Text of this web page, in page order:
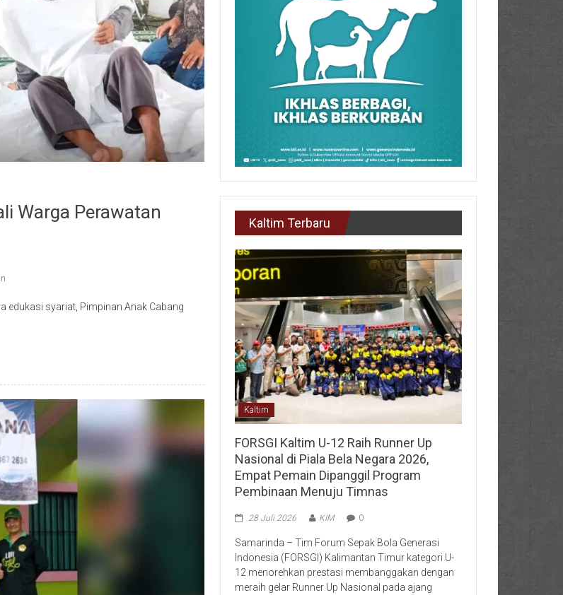
Warga Perawatan
edukasi syariat, Pimpinan Anak Cabang
Kaltim Terbaru
Kaltim
FORSGI Kaltim U-12 Raih Runner Up
Nasional di Piala Bela Negara 2026,
Empat Pemain Dipanggil Program
Pembinaan Menuju Timnas
28 Juli 2026 KIM 0
Samarinda – Tim Forum Sepak Bola Generasi
Indonesia (FORSGI) Kalimantan Timur kategori U-
12 menorehkan prestasi membanggakan dengan
meraih gelar Runner Up Nasional pada ajang